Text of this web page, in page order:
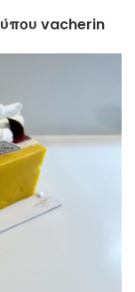
vacherin